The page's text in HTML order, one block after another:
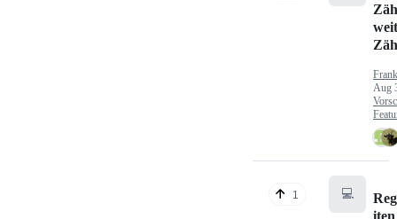
Aug
1 💻
iten